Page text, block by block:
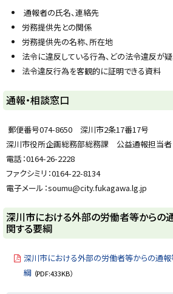
戻
る
通報者の氏名、連絡先
労務提供先との関係
労務提供先の名称、所在地
法令に違反している行為、どの法令違反が
法令違反行為を客観的に証明できる資料
ト
ッ
プ
に
戻
る
通報・相談窓口
郵便番号074-8650 深川市2条17番17号
深川市役所企画総務部総務課 公益通報担当
電話：0164-26-2228
ファクシミリ：0164-22-8134
電子メール：soumu@city.fukagawa.lg.jp
ト
ッ
深川市における外部の労働者等からの
関する要綱
深川市における外部の労働者等からの通
綱 （PDF:433KB）